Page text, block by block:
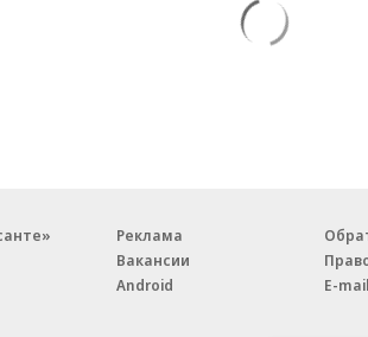
Реклама
Вакансии
Android
E-